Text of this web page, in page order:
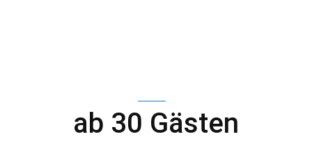
ab 30 Gästen